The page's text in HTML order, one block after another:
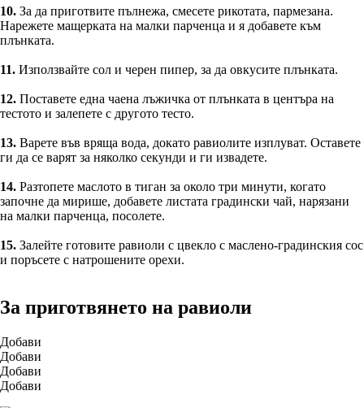
10. За да приготвите пълнежа, смесете рикотата, пармезана.
Нарежете мащерката на малки парченца и я добавете към
плънката.
11. Използвайте сол и черен пипер, за да овкусите плънката.
12. Поставете една чаена лъжичка от плънката в центъра на
тестото и залепете с другото тесто.
13. Варете във вряща вода, докато равиолите изплуват. Оставете
ги да се варят за няколко секунди и ги извадете.
14. Разтопете маслото в тиган за около три минути, когато
започне да мирише, добавете листата градински чай, нарязани
на малки парченца, посолете.
15. Залейте готовите равиоли с цвекло с маслено-градинския сос
и поръсете с натрошените орехи.
За приготвянето на равиоли
Добави
Добави
Добави
Добави